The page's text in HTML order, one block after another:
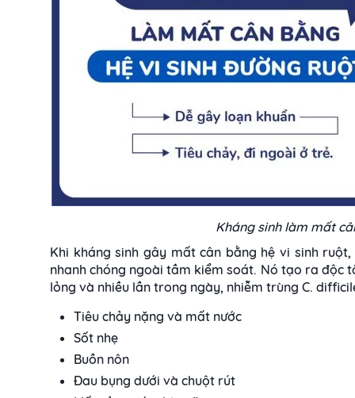
Kháng sinh làm mất
Khi kháng sinh gây mất cân bằng hệ vi sinh
nhanh chóng ngoài tầm kiểm soát. Nó tạo ra độc
lỏng và nhiều lần trong ngày, nhiễm trùng C.
Tiêu chảy nặng và mất nước
Sốt nhẹ
Buồn nôn
Đau bụng dưới và chuột rút